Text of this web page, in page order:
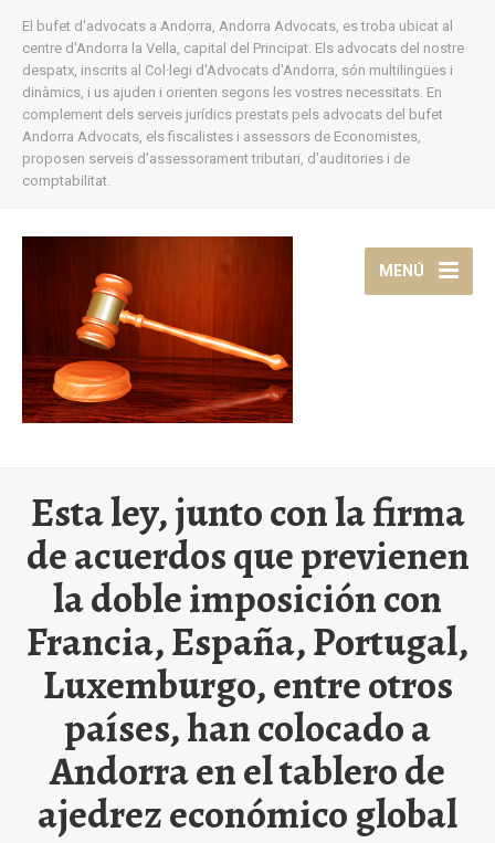
El bufet d'advocats a Andorra, Andorra Advocats, es troba ubicat al
centre d'Andorra la Vella, capital del Principat. Els advocats del nostre
despatx, inscrits al Col·legi d'Advocats d'Andorra, són multilingües i
dinàmics, i us ajuden i orienten segons les vostres necessitats. En
complement dels serveis jurídics prestats pels advocats del bufet
Andorra Advocats, els fiscalistes i assessors de Economistes,
proposen serveis d'assessorament tributari, d'auditories i de
comptabilitat.
MENÚ
Esta ley, junto con la firma
de acuerdos que previenen
la doble imposición con
Francia, España, Portugal,
Luxemburgo, entre otros
países, han colocado a
Andorra en el tablero de
ajedrez económico global